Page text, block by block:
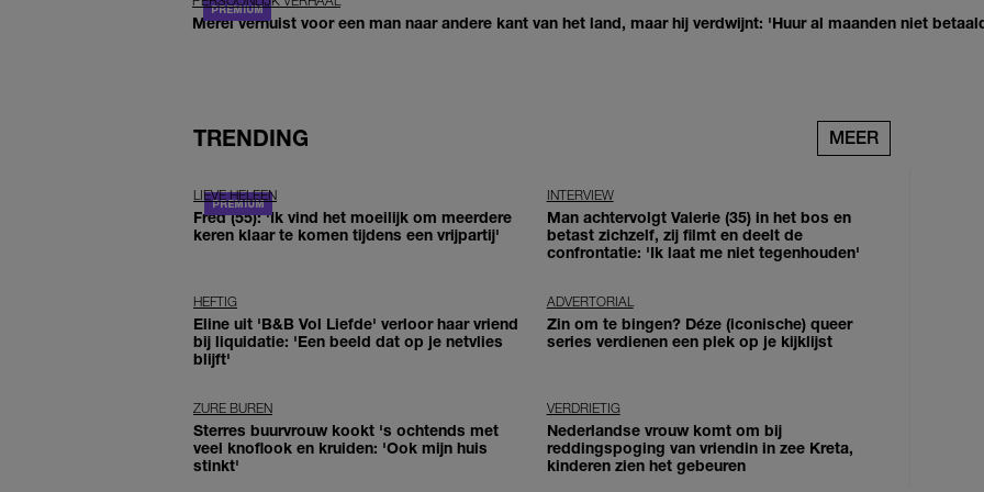
Merel verhuist voor een man naar andere kant van het land, maar hij verdwijnt: 'Huur al maanden niet
TRENDING MEER
LIEVE HELEEN
Fred (55): 'Ik vind het moeilijk om meerdere
keren klaar te komen tijdens een vrijpartij'
INTERVIEW
Man achtervolgt Valerie (35) in het bos en
betast zichzelf, zij filmt en deelt de
confrontatie: 'Ik laat me niet tegenhouden'
HEFTIG
Eline uit 'B&B Vol Liefde' verloor haar vriend
bij liquidatie: 'Een beeld dat op je netvlies
blijft'
ADVERTORIAL
Zin om te bingen? Déze (iconische) queer
series verdienen een plek op je kijklijst
ZURE BUREN
Sterres buurvrouw kookt 's ochtends met
veel knoflook en kruiden: 'Ook mijn huis
stinkt'
VERDRIETIG
Nederlandse vrouw komt om bij
reddingspoging van vriendin in zee Kreta,
kinderen zien het gebeuren